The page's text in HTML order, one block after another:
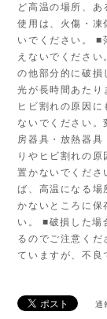
ど高温の場所、
使用は、火傷・凍
いでください。 ■
えないでくださ
の他部分的に破損
光が長時間あたり
ヒビ割れの原因
ないでください。
房器具・放熱器具
りやヒビ割れの
置かないでくださ
ば、高温になる場
かないところに保
い。 ■破損した場
るのでご注意く
ていますが、不良
通